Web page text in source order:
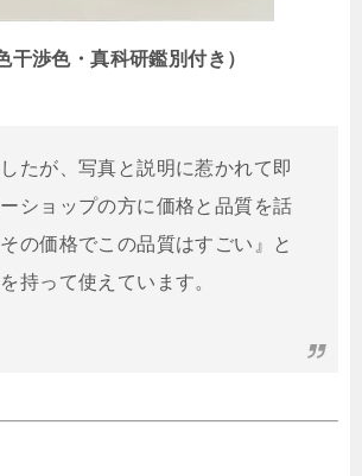
干渉色・真科研鑑別付き）
たが、写真と説明に惹かれて即
ショップの方に価格と品質を話
の価格でこの品質はすごい』と
持って使えています。